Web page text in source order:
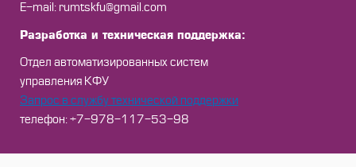
Е-mail: rumtskfu@gmail.com
Разработка и техническая поддержка:
Отдел автоматизированных систем
управления КФУ
Запрос в службу технической поддержки
телефон: +7-978-117-53-98